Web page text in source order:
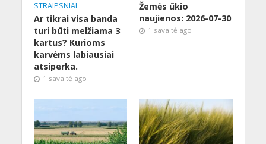
STRAIPSNIAI
Ar tikrai visa banda
turi būti melžiama 3
kartus? Kurioms
karvėms labiausiai
atsiperka.
1 savaitė ago
Žemės ūkio
naujienos: 2026-07-30
1 savaitė ago